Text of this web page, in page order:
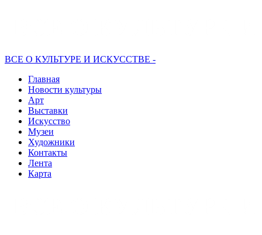
ВСЕ О КУЛЬТУРЕ И ИСКУССТВЕ -
Главная
Новости культуры
Арт
Выставки
Искусство
Музеи
Художники
Контакты
Лента
Карта